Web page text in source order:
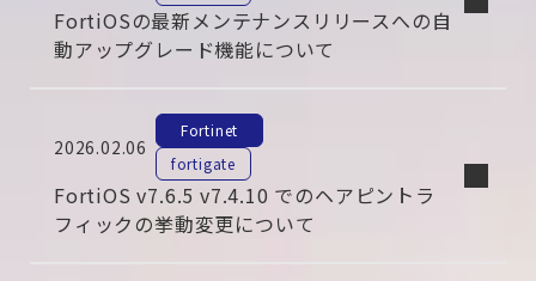
FortiOSの最新メンテナンスリリースへの自
動アップグレード機能について
2026.02.06
Fortinet
fortigate
FortiOS v7.6.5 v7.4.10 でのヘアピントラ
フィックの挙動変更について